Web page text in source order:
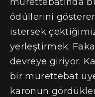
ödüllerini
istersek
yerleştirmek.
devreye giriyor.
bir mürettebat
karonun